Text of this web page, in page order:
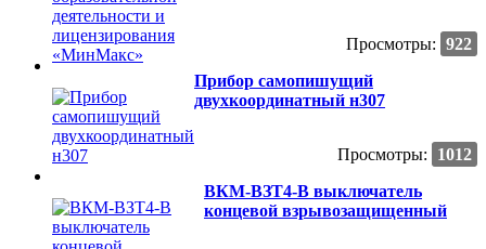
Просмотры: 922
Прибор самопишущий
двухкоординатный н307
Просмотры:
1012
ВКМ-ВЗТ4-В выключатель
концевой взрывозащищенный